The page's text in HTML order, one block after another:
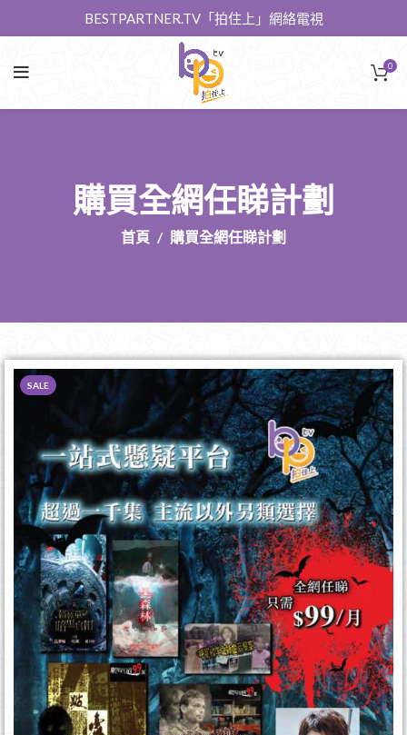
BESTPARTNER.TV「拍住上」網絡電視
0
購買全網任睇計劃
首頁 購買全網任睇計劃
SALE